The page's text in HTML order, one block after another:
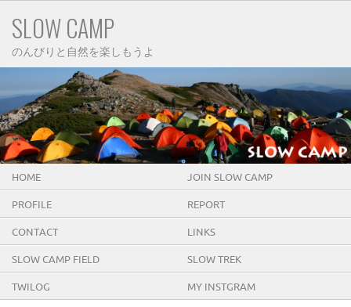
SLOW CAMP
のんびりと自然を楽しもうよ
HOME JOIN SLOW CAMP
PROFILE REPORT
CONTACT LINKS
SLOW CAMP FIELD SLOW TREK
TWILOG MY INSTGRAM